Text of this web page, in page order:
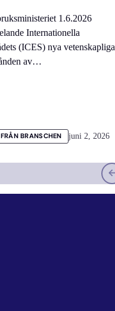
1.6.2026
Internationella
(ICES) nya vetenskapliga
av…
BRANSCHEN juni 2, 2026